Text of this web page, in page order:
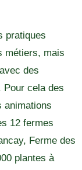
pratiques
métiers, mais
des
cela des
animations
12 fermes
Ferme des
plantes à